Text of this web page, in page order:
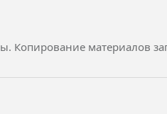
Копирование материалов